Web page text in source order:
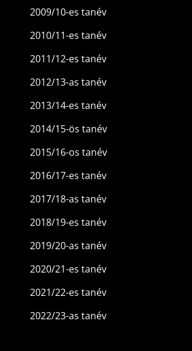
2009/10-es tanév
2010/11-es tanév
2011/12-es tanév
2012/13-as tanév
2013/14-es tanév
2014/15-ös tanév
2015/16-os tanév
2016/17-es tanév
2017/18-as tanév
2018/19-es tanév
2019/20-as tanév
2020/21-es tanév
2021/22-es tanév
2022/23-as tanév